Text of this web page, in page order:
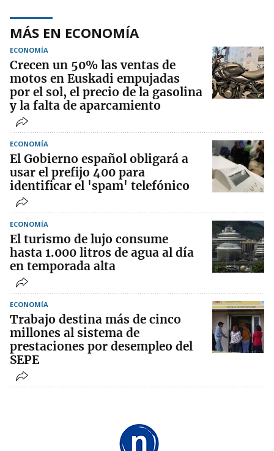
MÁS EN ECONOMÍA
ECONOMÍA
Crecen un 50% las ventas de
motos en Euskadi empujadas
por el sol, el precio de la gasolina
y la falta de aparcamiento
ECONOMÍA
El Gobierno español obligará a
usar el prefijo 400 para
identificar el 'spam' telefónico
ECONOMÍA
El turismo de lujo consume
hasta 1.000 litros de agua al día
en temporada alta
ECONOMÍA
Trabajo destina más de cinco
millones al sistema de
prestaciones por desempleo del
SEPE